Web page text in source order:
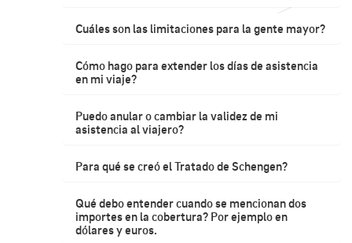
Cuáles son las limitaciones para la gente mayor?
Cómo hago para extender los días de asistencia
en mi viaje?
Puedo anular o cambiar la validez de mi
asistencia al viajero?
Para qué se creó el Tratado de Schengen?
Qué debo entender cuando se mencionan dos
importes en la cobertura? Por ejemplo en
dólares y euros.